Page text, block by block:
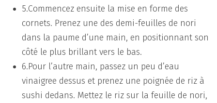
5.Commencez ensuite la mise en forme des
cornets. Prenez une des demi-feuilles de nori
dans la paume d’une main, en positionnant son
côté le plus brillant vers le bas.
6.Pour l’autre main, passez un peu d’eau
vinaigree dessus et prenez une poignée de riz à
sushi dedans. Mettez le riz sur la feuille de nori,